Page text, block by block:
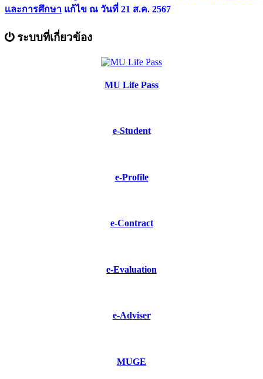
เเละการศึกษา แก้ไข ณ วันที่ 21 ส.ค. 2567
ระบบที่เกี่ยวข้อง
MU Life Pass
e-Student
e-Profile
e-Contract
e-Evaluation
e-Adviser
MUGE